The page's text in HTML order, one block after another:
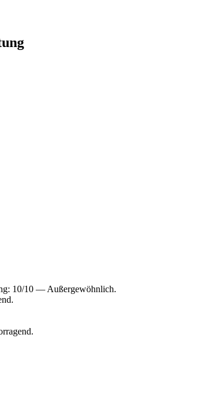
10/10 — Außergewöhnlich.